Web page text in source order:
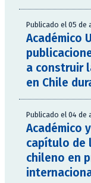
Publicado el 05 de
Académico
a construir
en Chile
Publicado el 04 de
Académico
capítulo de
chileno en